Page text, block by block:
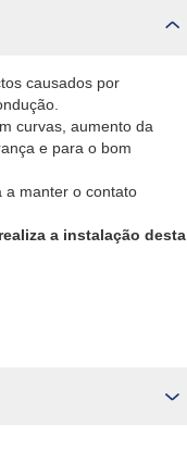
causados por
curvas, aumento da
e para o bom
a manter o contato
a instalação desta